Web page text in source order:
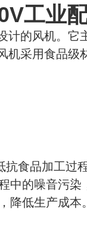
工业
计的风机。它
采用食品级
食品加工过
的噪音污染
降低生产成本。